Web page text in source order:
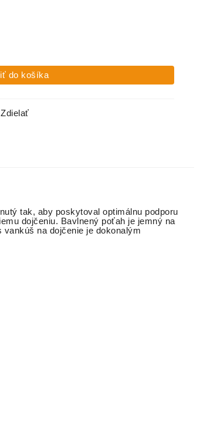
na
MACKO
Vankúš na
dojčenie,
dojčenie,
Zdielať
tak, aby poskytoval optimálnu podporu
dojčeniu. Bavlnený poťah je jemný na
na dojčenie je dokonalým